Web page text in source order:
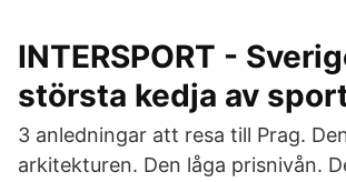
INTERSPORT -
största kedja av
3 anledningar att resa till Prag.
arkitekturen. Den låga prisnivån.